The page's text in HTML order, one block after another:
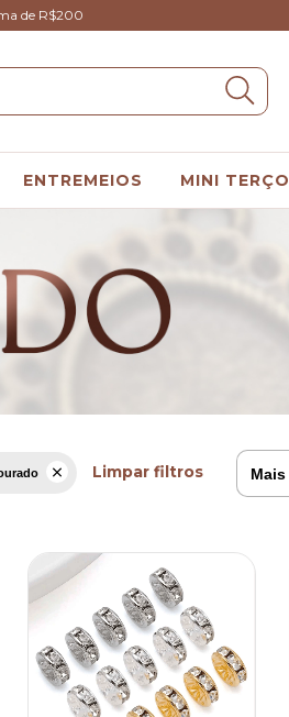
de R$200
ENTREMEIOS MINI TERÇO
Limpar filtros